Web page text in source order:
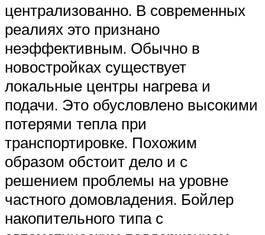
централизованно. В современных
реалиях это признано
неэффективным. Обычно в
новостройках существует
локальные центры нагрева и
подачи. Это обусловлено высокими
потерями тепла при
транспортировке. Похожим
образом обстоит дело и с
решением проблемы на уровне
частного домовладения. Бойлер
накопительного типа с